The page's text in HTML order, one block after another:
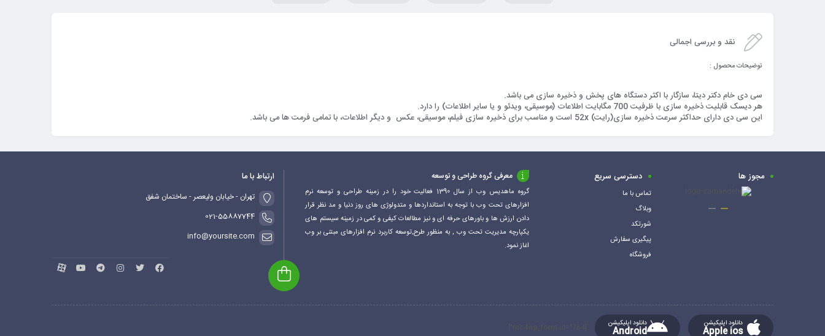
نقد و بررسی اجمالی
توضیحات محصول :
سی دی خام دکتر دیتا، سازگار با اکثر دستگاه های پخش و ذخیره سازی می باشد.
هر دیسک قابلیت ذخیره سازی با ظرفیت 700 مگابایت اطلاعات (موسیقی، ویدئو و یا سایر اطلاعات) را دارد.
این سی دی دارای حداکثر سرعت ذخیره سازی(رایت) 52x است و مناسب برای ذخیره سازی فیلم، موسیقی، عکس و دیگر اطلاعات، با تمامی فرمت ها می باشد.
مجوز ها دسترسی سریع
تماس با ما
وبلاگ
شورتکد
پیگیری سفارش
فروشگاه
معرفی گروه طراحی و توسعه
گروه ماهدیس وب از سال 1390 فعالیت خود را در زمینه طراحی و توسعه نرم
افزارهای تحت وب با توجه به استانداردها و متدولوژی های روز دنیا و مد نظر قرار
دادن ارزش ها و باورهای حرفه ای و نیز مطالعات کیفی و کمی در زمینه سیستم های
یکپارچه مدیریت تحت وب , به منظور طرح,توسعه کاربرد نرم افزارهای مبتنی بر وب
اغاز نمود.
ارتباط با ما
تهران - خیابان ولیعصر - ساختمان شفق
021-55887744
info@yoursite.com
دانلود اپلیکیشن
Apple ios
دانلود اپلیکیشن
Android